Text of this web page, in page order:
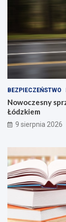
BEZPIECZEŃSTWO
Nowoczesny
Łódzkiem
9 sierpnia 2026